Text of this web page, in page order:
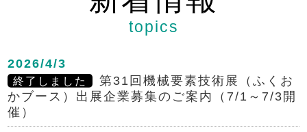
topics
2026/4/3
第31回機械要素技術展（ふくお
かブース）出展企業募集のご案内（7/1～7/3開
催）